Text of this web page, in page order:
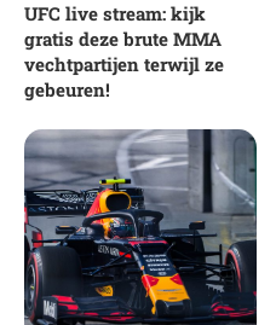
UFC live stream: kijk
gratis deze brute MMA
vechtpartijen terwijl ze
gebeuren!